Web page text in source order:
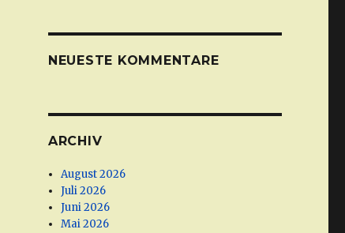
NEUESTE KOMMENTARE
ARCHIV
August 2026
Juli 2026
Juni 2026
Mai 2026